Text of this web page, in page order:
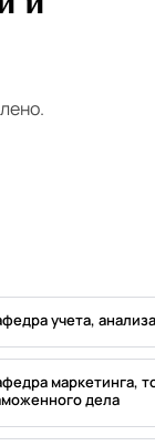
учета,
маркетинга,
дела